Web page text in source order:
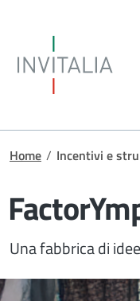
Briciole di pane
Home / Incentivi e
Una fabbrica di